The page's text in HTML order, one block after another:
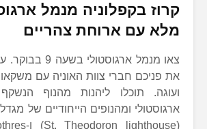
קרוז בקפלוניה מנמל
מלא עם ארוחת צהריים
צאו מנמל
את פניכם חברי צוות האוניה עם
ועוגה. תוכלו ליהנות מהנוף
ארגוסטולי ומהנופים הייחודיים של